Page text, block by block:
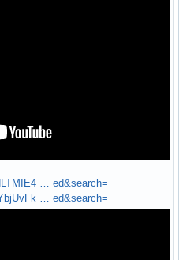
… ed&search=
… ed&search=